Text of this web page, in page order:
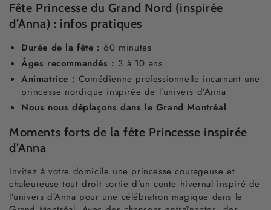
Fête Princesse du Grand Nord (inspirée
d’Anna) : infos pratiques
Durée de la fête : 60 minutes
Âges recommandés : 3 à 10 ans
Animatrice : Comédienne professionnelle incarnant une
princesse nordique inspirée de l’univers d’Anna
Nous nous déplaçons dans le Grand Montréal
Moments forts de la fête Princesse inspirée
d’Anna
Invitez à votre domicile une princesse courageuse et
chaleureuse tout droit sortie d’un conte hivernal inspiré de
l’univers d’Anna pour une célébration magique dans le